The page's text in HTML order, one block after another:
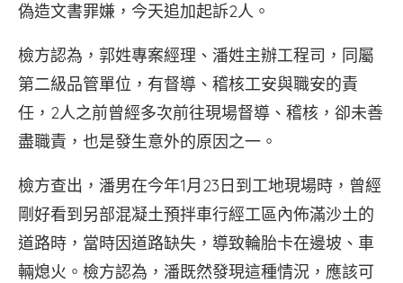
偽造文書罪嫌，今天追加起訴2人。
檢方認為，郭姓專案經理、潘姓主辦工程司，同屬
第二級品管單位，有督導、稽核工安與職安的責
任，2人之前曾經多次前往現場督導、稽核，卻未善
盡職責，也是發生意外的原因之一。
檢方查出，潘男在今年1月23日到工地現場時，曾經
剛好看到另部混凝土預拌車行經工區內佈滿沙土的
道路時，當時因道路缺失，導致輪胎卡在邊坡、車
輛熄火。檢方認為，潘既然發現這種情況，應該可